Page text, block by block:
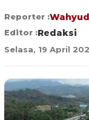
Reporter :
Editor :Redaksi
Selasa, 19 April